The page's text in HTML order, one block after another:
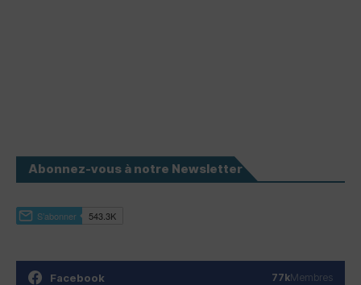
Abonnez-vous à notre Newsletter
Facebook 77kMembres